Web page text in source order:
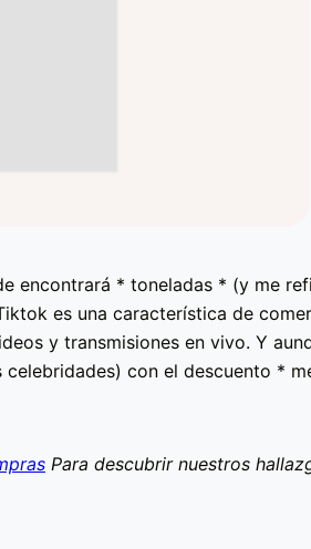
encontrará * toneladas * (y me
es una característica de
y transmisiones en vivo. Y
con el descuento *
Para descubrir nuestros